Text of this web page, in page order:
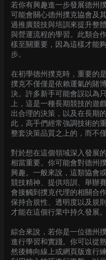
若你有興趣進一步發展德州
可能會關心德州撲克協會及
過推廣競技與培訓來提升整
與營運流程的學習。此類合
樣至關重要，因為這樣才能
步。
在初學德州撲克時，重要的
撲克不僅僅是依賴運氣的賭
決。許多新手可能會誤以為
上，這是一種長期競技的遊
出合理的決策，以及在長期
此，高手們經常強調技術的
整套決策品質之上的，而不
對於想在這個領域深入發展
相當重要。你可能會對德州
興趣。一般來說，這類協會
競技精神、提供培訓、舉辦
會接觸到撲克代理的相關合
保持合規性、透明度以及規
才能在這個行業中持久發展。
綜合來說，若你是一位德州
進行學習和實踐。你可以從
然後轉向線上或網頁版進行